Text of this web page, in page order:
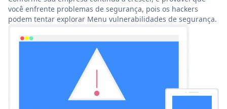
você enfrente problemas de segurança, pois os hackers
podem tentar explorar Menu vulnerabilidades de segurança.